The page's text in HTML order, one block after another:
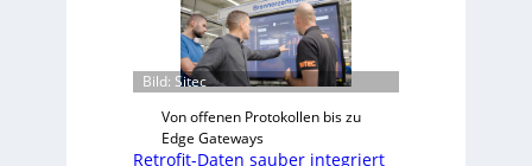
K
o
m
m
i
s
s
i
Bild: Sitec
Von offenen Protokollen bis zu
Edge Gateways
Retrofit-Daten sauber integriert